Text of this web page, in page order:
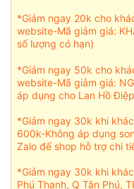
*Giảm ngay 20k cho
website-Mã giảm giá:
số lượng có hạn)
*Giảm ngay 50k cho
website-Mã giảm giá:
áp dụng cho Lan Hồ
*Giảm ngay 30k khi
600k-Không áp dụng
Zalo để shop hỗ trợ chi
*Giảm ngay 30k khi
Phú Thạnh, Q Tân Phú,